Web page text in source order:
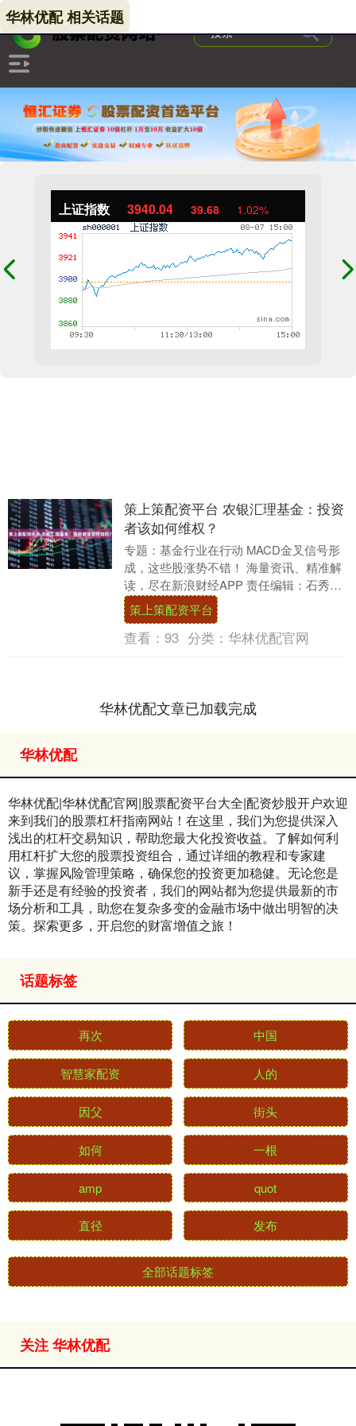
上证指数 3940.04 39.68 1.02%
华林优配 相关话题
策上策配资平台 农银汇理基金：投资
者该如何维权？
专题：基金行业在行动 MACD金叉信号形
成，这些股涨势不错！ 海量资讯、精准解
读，尽在新浪财经APP 责任编辑：石秀珍
SF183....
策上策配资平台
查看： 93 分类： 华林优配官网
华林优配文章已加载完成
华林优配
华林优配|华林优配官网|股票配资平台大全|配资炒股开户欢迎
来到我们的股票杠杆指南网站！在这里，我们为您提供深入
浅出的杠杆交易知识，帮助您最大化投资收益。了解如何利
用杠杆扩大您的股票投资组合，通过详细的教程和专家建
议，掌握风险管理策略，确保您的投资更加稳健。无论您是
新手还是有经验的投资者，我们的网站都为您提供最新的市
场分析和工具，助您在复杂多变的金融市场中做出明智的决
策。探索更多，开启您的财富增值之旅！
话题标签
再次 中国
智慧家配资 人的
因父 街头
如何 一根
amp quot
直径 发布
全部话题标签
关注 华林优配